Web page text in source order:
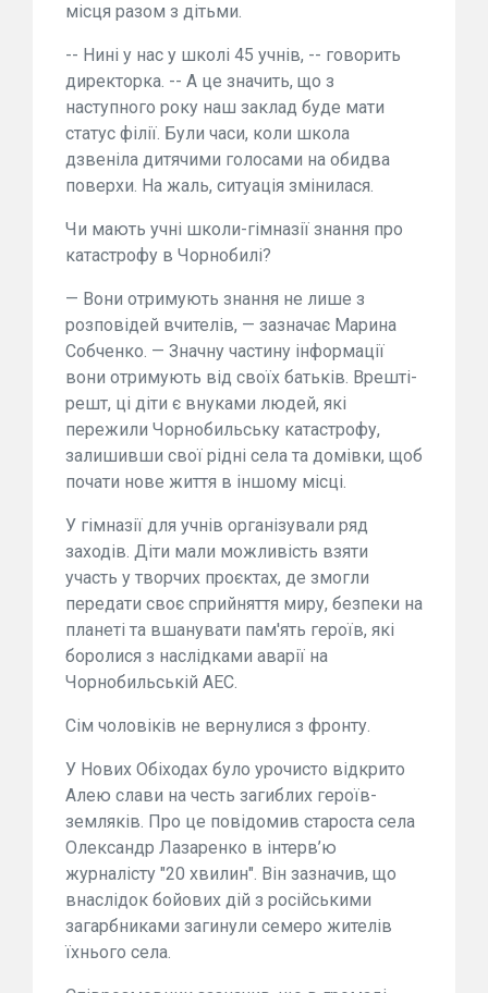
місця разом з дітьми.
-- Нині у нас у школі 45 учнів, -- говорить
директорка. -- А це значить, що з
наступного року наш заклад буде мати
статус філії. Були часи, коли школа
дзвеніла дитячими голосами на обидва
поверхи. На жаль, ситуація змінилася.
Чи мають учні школи-гімназії знання про
катастрофу в Чорнобилі?
— Вони отримують знання не лише з
розповідей вчителів, — зазначає Марина
Собченко. — Значну частину інформації
вони отримують від своїх батьків. Врешті-
решт, ці діти є внуками людей, які
пережили Чорнобильську катастрофу,
залишивши свої рідні села та домівки, щоб
почати нове життя в іншому місці.
У гімназії для учнів організували ряд
заходів. Діти мали можливість взяти
участь у творчих проєктах, де змогли
передати своє сприйняття миру, безпеки на
планеті та вшанувати пам'ять героїв, які
боролися з наслідками аварії на
Чорнобильській АЕС.
Сім чоловіків не вернулися з фронту.
У Нових Обіходах було урочисто відкрито
Алею слави на честь загиблих героїв-
земляків. Про це повідомив староста села
Олександр Лазаренко в інтерв’ю
журналісту "20 хвилин". Він зазначив, що
внаслідок бойових дій з російськими
загарбниками загинули семеро жителів
їхнього села.